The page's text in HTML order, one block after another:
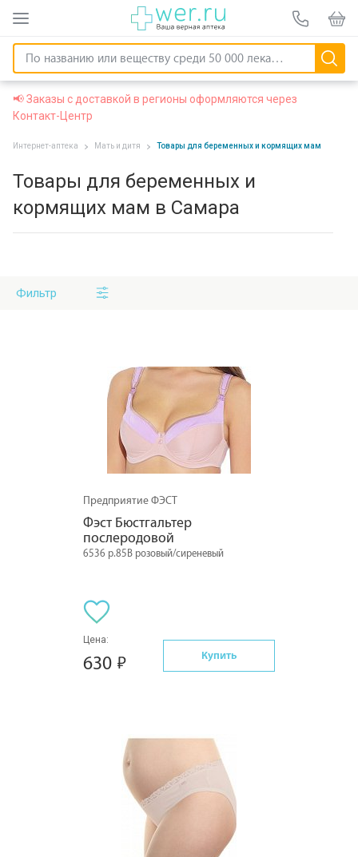
📢 Заказы с доставкой в регионы оформляются через
Контакт-Центр
Интернет-аптека Мать и дитя Товары для беременных и кормящих мам
Товары для беременных и
кормящих мам в Самара
Фильтр
Предприятие ФЭСТ
Фэст Бюстгальтер
послеродовой
6536 р.85B розовый/сиреневый
Цена:
630 Купить